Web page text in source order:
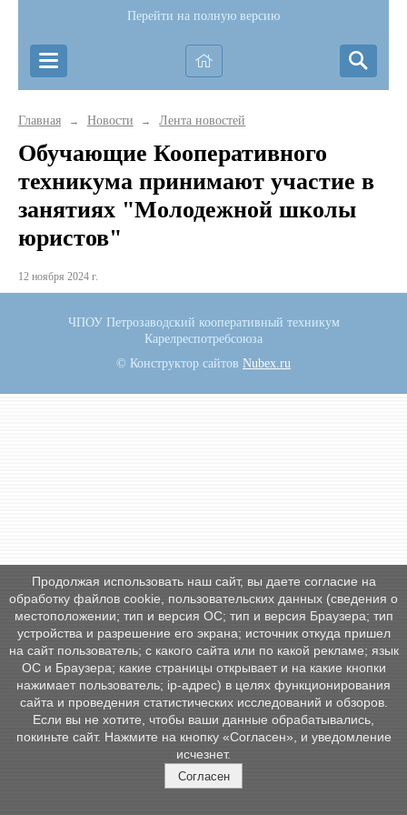
Перейти на полную версию
Главная → Новости → Лента новостей
Обучающие Кооперативного
техникума принимают участие в
занятиях "Молодежной школы
юристов"
12 ноября 2024 г.
ЧПОУ Петрозаводский кооперативный техникум
Карелреспотребсоюза
© Конструктор сайтов Nubex.ru
Продолжая использовать наш сайт, вы даете согласие на
обработку файлов cookie, пользовательских данных (сведения о
местоположении; тип и версия ОС; тип и версия Браузера; тип
устройства и разрешение его экрана; источник откуда пришел
на сайт пользователь; с какого сайта или по какой рекламе; язык
ОС и Браузера; какие страницы открывает и на какие кнопки
нажимает пользователь; ip-адрес) в целях функционирования
сайта и проведения статистических исследований и обзоров.
Если вы не хотите, чтобы ваши данные обрабатывались,
покиньте сайт. Нажмите на кнопку «Согласен», и уведомление
исчезнет.
Согласен